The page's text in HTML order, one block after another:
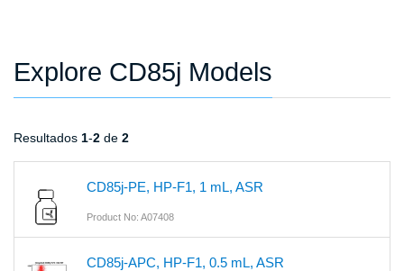
Explore CD85j Models
Resultados 1-2 de 2
CD85j-PE, HP-F1, 1 mL, ASR
Product No: A07408
CD85j-APC, HP-F1, 0.5 mL, ASR